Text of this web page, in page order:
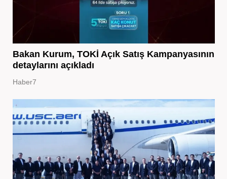
Bakan Kurum, TOKİ Açık Satış Kampanyasının
detaylarını açıkladı
Haber7